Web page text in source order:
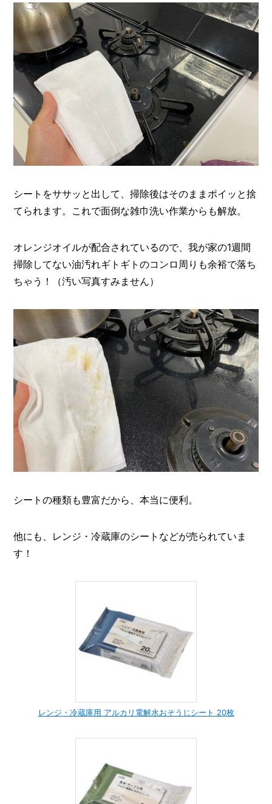
シートをササッと出して、掃除後はそのままポイッと捨
てられます。これで面倒な雑巾洗い作業からも解放。
オレンジオイルが配合されているので、我が家の1週間
掃除してない油汚れギトギトのコンロ周りも余裕で落ち
ちゃう！（汚い写真すみません）
シートの種類も豊富だから、本当に便利。
他にも、レンジ・冷蔵庫のシートなどが売られていま
す！
レンジ・冷蔵庫用 アルカリ電解水おそうじシート 20枚